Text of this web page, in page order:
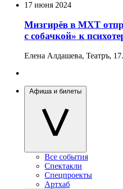
17 июня 2024
Мизгирёв в МХТ
с собачкой» к
Елена Алдашева, Театръ,
Афиша и билеты
Все события
Спектакли
Спецпроекты
Артхаб